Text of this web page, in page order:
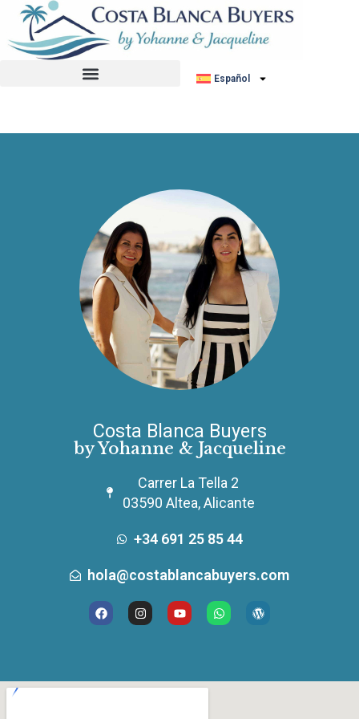
Español
No hemos encontrado ningún anuncio.
Costa Blanca Buyers
by Yohanne & Jacqueline
Carrer La Tella 2
03590 Altea, Alicante
+34 691 25 85 44
hola@costablancabuyers.com